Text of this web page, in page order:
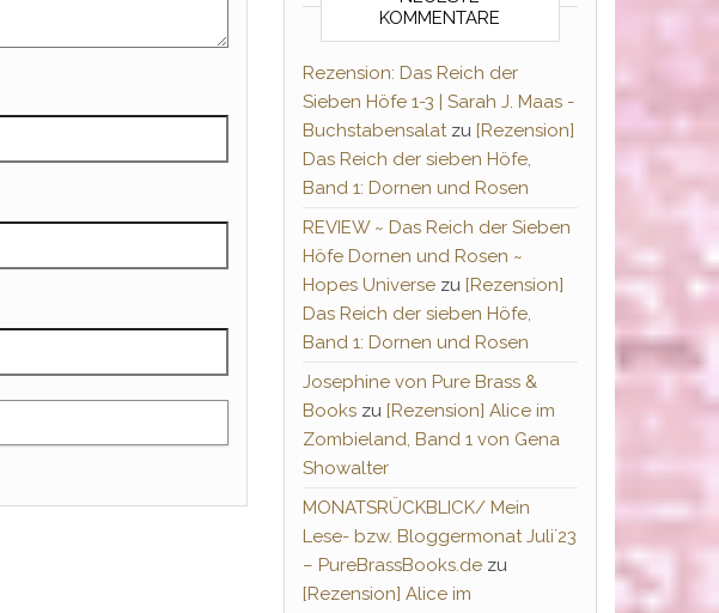
KOMMENTARE
Rezension: Das Reich der
Sieben Höfe 1-3 | Sarah J. Maas -
Buchstabensalatzu [Rezension]
Das Reich der sieben Höfe,
Band 1: Dornen und Rosen
REVIEW ~ Das Reich der Sieben
Höfe Dornen und Rosen ~
Hopes Universezu [Rezension]
Das Reich der sieben Höfe,
Band 1: Dornen und Rosen
Josephine von Pure Brass &
Bookszu [Rezension] Alice im
Zombieland, Band 1 von Gena
Showalter
MONATSRÜCKBLICK/ Mein
Lese- bzw. Bloggermonat Juli´23
– PureBrassBooks.dezu
[Rezension] Alice im